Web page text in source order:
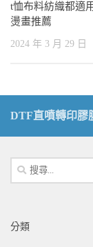
t恤布料紡織都適
燙畫推薦
2024 年 3 月 29 日
DTF直噴轉印膠
搜
尋
字:
分類